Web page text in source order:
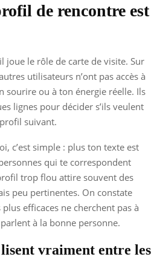
de rencontre est
joue le rôle de carte de visite. Sur
utilisateurs n’ont pas accès à
sourire ou à ton énergie réelle. Ils
lignes pour décider s’ils veulent
suivant.
c’est simple : plus ton texte est
qui te correspondent
trop flou attire souvent des
peu pertinentes. On constate
efficaces ne cherchent pas à
à la bonne personne.
vraiment entre les